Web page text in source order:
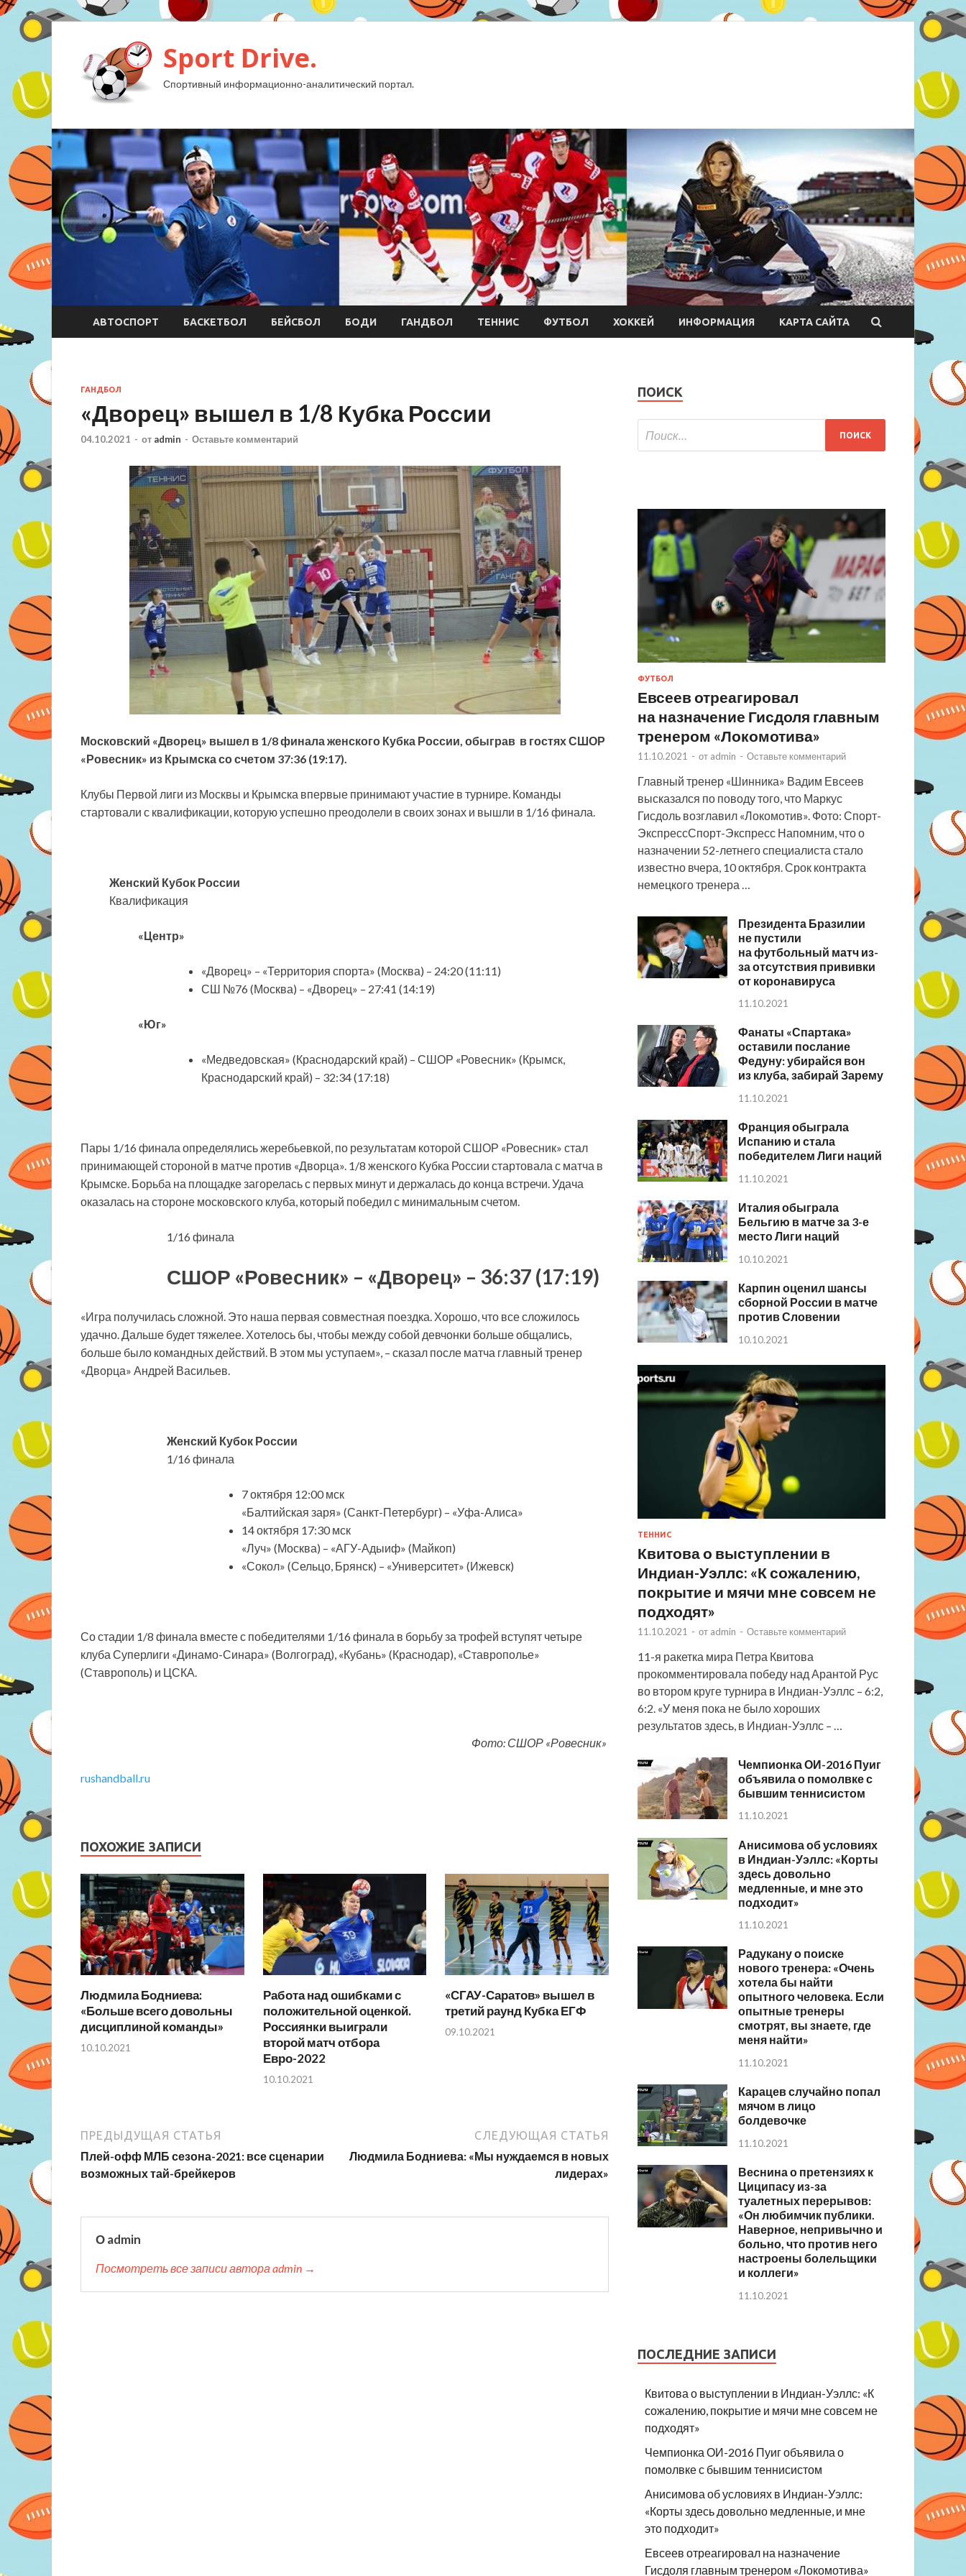
Sport Drive.
Спортивный информационно-аналитический портал.
АВТОСПОРТ БАСКЕТБОЛ БЕЙСБОЛ БОДИ ГАНДБОЛ ТЕННИС ФУТБОЛ ХОККЕЙ ИНФОРМАЦИЯ КАРТА САЙТА
ГАНДБОЛ
«Дворец» вышел в 1/8 Кубка России
04.10.2021 - от admin - Оставьте комментарий
Московский «Дворец» вышел в 1/8 финала женского Кубка России, обыграв в гостях СШОР
«Ровесник» из Крымска со счетом 37:36 (19:17).
Клубы Первой лиги из Москвы и Крымска впервые принимают участие в турнире. Команды
стартовали с квалификации, которую успешно преодолели в своих зонах и вышли в 1/16 финала.
Женский Кубок России
Квалификация
«Центр»
«Дворец» – «Территория спорта» (Москва) – 24:20 (11:11)
СШ №76 (Москва) – «Дворец» – 27:41 (14:19)
«Юг»
«Медведовская» (Краснодарский край) – СШОР «Ровесник» (Крымск,
Краснодарский край) – 32:34 (17:18)
Пары 1/16 финала определялись жеребьевкой, по результатам которой СШОР «Ровесник» стал
принимающей стороной в матче против «Дворца». 1/8 женского Кубка России стартовала с матча в
Крымске. Борьба на площадке загорелась с первых минут и держалась до конца встречи. Удача
оказалась на стороне московского клуба, который победил с минимальным счетом.
1/16 финала
СШОР «Ровесник» – «Дворец» – 36:37 (17:19)
«Игра получилась сложной. Это наша первая совместная поездка. Хорошо, что все сложилось
удачно. Дальше будет тяжелее. Хотелось бы, чтобы между собой девчонки больше общались,
больше было командных действий. В этом мы уступаем», – сказал после матча главный тренер
«Дворца» Андрей Васильев.
Женский Кубок России
1/16 финала
7 октября 12:00 мск
«Балтийская заря» (Санкт-Петербург) – «Уфа-Алиса»
14 октября 17:30 мск
«Луч» (Москва) – «АГУ-Адыиф» (Майкоп)
«Сокол» (Сельцо, Брянск) – «Университет» (Ижевск)
Со стадии 1/8 финала вместе с победителями 1/16 финала в борьбу за трофей вступят четыре
клуба Суперлиги «Динамо-Синара» (Волгоград), «Кубань» (Краснодар), «Ставрополье»
(Ставрополь) и ЦСКА.
Фото: СШОР «Ровесник»
rushandball.ru
ПОХОЖИЕ ЗАПИСИ
Людмила Бодниева:
«Больше всего довольны
дисциплиной команды»
10.10.2021
Работа над ошибками с
положительной оценкой.
Россиянки выиграли
второй матч отбора
Евро-2022
10.10.2021
«СГАУ-Саратов» вышел в
третий раунд Кубка ЕГФ
09.10.2021
ПРЕДЫДУЩАЯ СТАТЬЯ
Плей-офф МЛБ сезона-2021: все сценарии
возможных тай-брейкеров
СЛЕДУЮЩАЯ СТАТЬЯ
Людмила Бодниева: «Мы нуждаемся в новых
лидерах»
О admin
Посмотреть все записи автора admin →
ПОИСК
ФУТБОЛ
Евсеев отреагировал
на назначение Гисдоля главным
тренером «Локомотива»
11.10.2021 - от admin - Оставьте комментарий
Главный тренер «Шинника» Вадим Евсеев
высказался по поводу того, что Маркус
Гисдоль возглавил «Локомотив». Фото: Спорт-
ЭкспрессСпорт-Экспресс Напомним, что о
назначении 52-летнего специалиста стало
известно вчера, 10 октября. Срок контракта
немецкого тренера …
Президента Бразилии
не пустили
на футбольный матч из-
за отсутствия прививки
от коронавируса
11.10.2021
Фанаты «Спартака»
оставили послание
Федуну: убирайся вон
из клуба, забирай Зарему
11.10.2021
Франция обыграла
Испанию и стала
победителем Лиги наций
11.10.2021
Италия обыграла
Бельгию в матче за 3-е
место Лиги наций
10.10.2021
Карпин оценил шансы
сборной России в матче
против Словении
10.10.2021
ТЕННИС
Квитова о выступлении в
Индиан-Уэллс: «К сожалению,
покрытие и мячи мне совсем не
подходят»
11.10.2021 - от admin - Оставьте комментарий
11-я ракетка мира Петра Квитова
прокомментировала победу над Арантой Рус
во втором круге турнира в Индиан-Уэллс – 6:2,
6:2. «У меня пока не было хороших
результатов здесь, в Индиан-Уэллс – …
Чемпионка ОИ-2016 Пуиг
объявила о помолвке с
бывшим теннисистом
11.10.2021
Анисимова об условиях
в Индиан-Уэллс: «Корты
здесь довольно
медленные, и мне это
подходит»
11.10.2021
Радукану о поиске
нового тренера: «Очень
хотела бы найти
опытного человека. Если
опытные тренеры
смотрят, вы знаете, где
меня найти»
11.10.2021
Карацев случайно попал
мячом в лицо
болдевочке
11.10.2021
Веснина о претензиях к
Циципасу из-за
туалетных перерывов:
«Он любимчик публики.
Наверное, непривычно и
больно, что против него
настроены болельщики
и коллеги»
11.10.2021
ПОСЛЕДНИЕ ЗАПИСИ
Квитова о выступлении в Индиан-Уэллс: «К
сожалению, покрытие и мячи мне совсем не
подходят»
Чемпионка ОИ-2016 Пуиг объявила о
помолвке с бывшим теннисистом
Анисимова об условиях в Индиан-Уэллс:
«Корты здесь довольно медленные, и мне
это подходит»
Евсеев отреагировал на назначение
Гисдоля главным тренером «Локомотива»